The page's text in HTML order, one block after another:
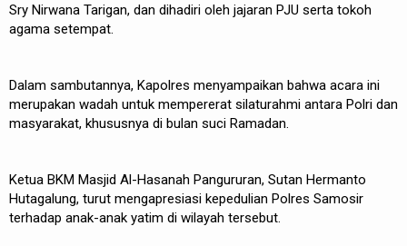
Sry Nirwana Tarigan, dan dihadiri oleh jajaran PJU serta tokoh
agama setempat.
Dalam sambutannya, Kapolres menyampaikan bahwa acara ini
merupakan wadah untuk mempererat silaturahmi antara Polri dan
masyarakat, khususnya di bulan suci Ramadan.
Ketua BKM Masjid Al-Hasanah Pangururan, Sutan Hermanto
Hutagalung, turut mengapresiasi kepedulian Polres Samosir
terhadap anak-anak yatim di wilayah tersebut.